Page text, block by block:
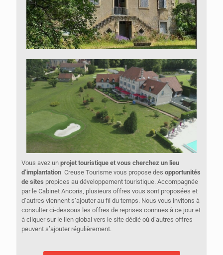
Vous avez un projet touristique et vous cherchez un lieu
d’implantation Creuse Tourisme vous propose des opportunités
de sites propices au développement touristique. Accompagnée
par le Cabinet Ancoris, plusieurs offres vous sont proposées et
d’autres viennent s’ajouter au fil du temps. Nous vous invitons à
consulter ci-dessous les offres de reprises connues à ce jour et
à cliquer sur le lien global vers le site dédié où d’autres offres
peuvent s’ajouter régulièrement.